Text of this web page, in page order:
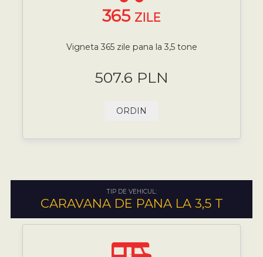
365 ZILE
Vigneta 365 zile pana la 3,5 tone
507.6 PLN
ORDIN
TIP DE VEHICUL:
CARAVANA DE PANA LA 3,5 T